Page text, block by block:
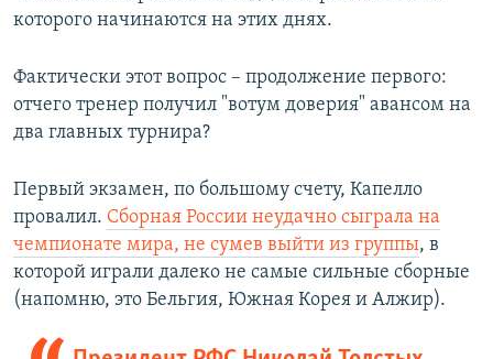
которого начинаются на этих днях.
Фактически этот вопрос – продолжение первого:
отчего тренер получил "вотум доверия" авансом на
два главных турнира?
Первый экзамен, по большому счету, Капелло
провалил. Сборная России неудачно сыграла на
чемпионате мира, не сумев выйти из группы, в
которой играли далеко не самые сильные сборные
(напомню, это Бельгия, Южная Корея и Алжир).